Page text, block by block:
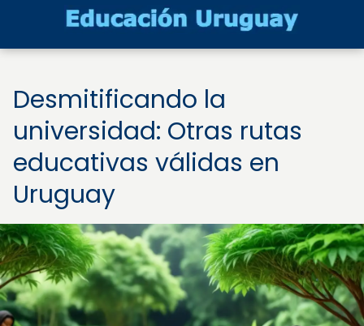
Desmitificando la
universidad: Otras rutas
educativas válidas en
Uruguay